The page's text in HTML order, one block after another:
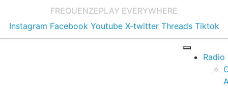
FREQUENZEPLAY EVERYWHERE
Instagram Facebook Youtube X-twitter Threads Tiktok
Radio